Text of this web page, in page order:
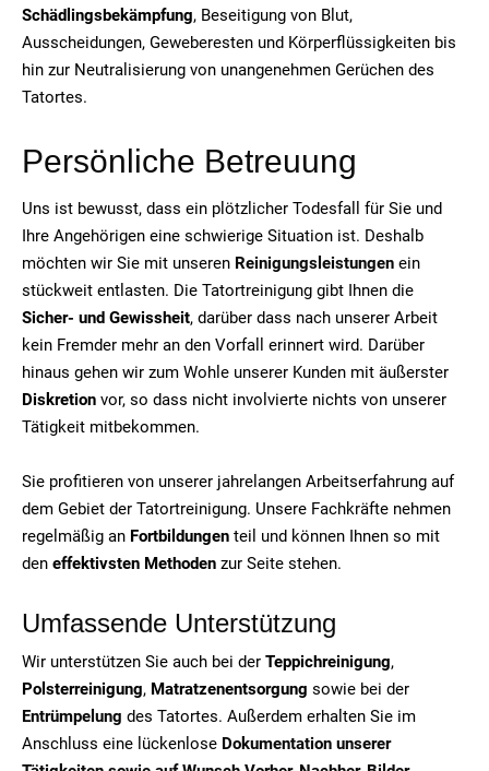
Schädlingsbekämpfung, Beseitigung von Blut,
Ausscheidungen, Geweberesten und Körperflüssigkeiten bis
hin zur Neutralisierung von unangenehmen Gerüchen des
Tatortes.
Persönliche Betreuung
Uns ist bewusst, dass ein plötzlicher Todesfall für Sie und
Ihre Angehörigen eine schwierige Situation ist. Deshalb
möchten wir Sie mit unseren Reinigungsleistungen ein
stückweit entlasten. Die Tatortreinigung gibt Ihnen die
Sicher- und Gewissheit, darüber dass nach unserer Arbeit
kein Fremder mehr an den Vorfall erinnert wird. Darüber
hinaus gehen wir zum Wohle unserer Kunden mit äußerster
Diskretion vor, so dass nicht involvierte nichts von unserer
Tätigkeit mitbekommen.
Sie profitieren von unserer jahrelangen Arbeitserfahrung auf
dem Gebiet der Tatortreinigung. Unsere Fachkräfte nehmen
regelmäßig an Fortbildungen teil und können Ihnen so mit
den effektivsten Methoden zur Seite stehen.
Umfassende Unterstützung
Wir unterstützen Sie auch bei der Teppichreinigung,
Polsterreinigung, Matratzenentsorgung sowie bei der
Entrümpelung des Tatortes. Außerdem erhalten Sie im
Anschluss eine lückenlose Dokumentation unserer